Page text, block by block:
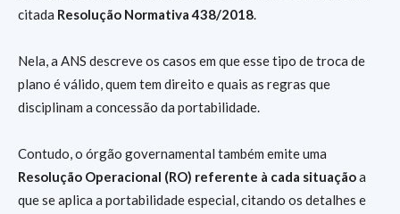
citada Resolução Normativa 438/2018.
Nela, a ANS descreve os casos em que esse tipo de troca de
plano é válido, quem tem direito e quais as regras que
disciplinam a concessão da portabilidade.
Contudo, o órgão governamental também emite uma
Resolução Operacional (RO) referente à cada situaçãoa
que se aplica a portabilidade especial, citando os detalhes e